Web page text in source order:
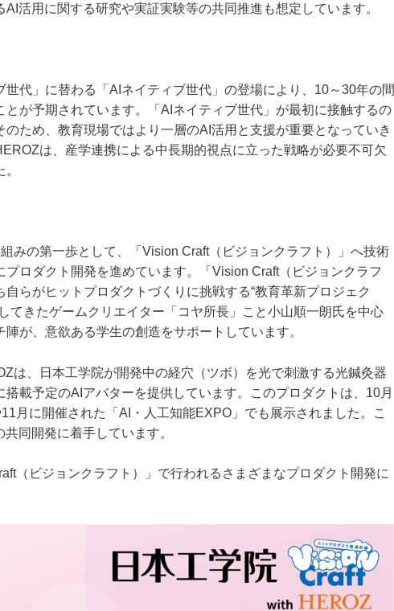
活用に関する研究や実証実験等の共同推進も想定しています。
代」に替わる「AIネイティブ世代」の登場により、10～30年の間
が予期されています。「AIネイティブ世代」が最初に接触するの
ため、教育現場ではより一層のAI活用と支援が重要となっていき
は、産学連携による中⻑期的視点に⽴った戦略が必要不可欠
みの第一歩として、「Vision Craft（ビジョンクラフト）」へ技術
ロダクト開発を進めています。「Vision Craft（ビジョンクラフ
自らがヒットプロダクトづくりに挑戦する“教育革新プロジェク
てきたゲームクリエイター「コヤ所長」こと小山順一朗氏を中心
が、意欲ある学生の創造をサポートしています。
は、日本工学院が開発中の経穴（ツボ）を光で刺激する光鍼灸器
搭載予定のAIアバターを提供しています。このプロダクトは、10月
月に開催された「AI・人工知能EXPO」でも展示されました。こ
同開発に着手しています。
（ビジョンクラフト）」で行われるさまざまなプロダクト開発に